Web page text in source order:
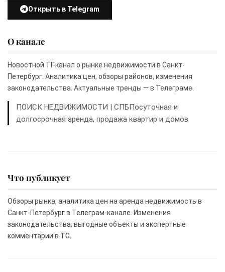
Открыть в Telegram
О канале
Новостной ТГ-канал о рынке недвижимости в Санкт-
Петербург. Аналитика цен, обзоры районов, изменения
законодательства. Актуальные тренды — в Телеграме.
ПОИСК НЕДВИЖИМОСТИ | СПБПосуточная и
долгосрочная аренда, продажа квартир и домов
Что публикует
Обзоры рынка, аналитика цен на аренда недвижимость в
Санкт-Петербург в Телеграм-канале. Изменения
законодательства, выгодные объекты и экспертные
комментарии в TG.